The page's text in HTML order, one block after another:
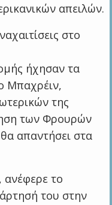
απειλών.
στο
ήχησαν τα
Μπαχρέιν,
της
των Φρουρών
απαντήσει στα
ανέφερε το
του στην